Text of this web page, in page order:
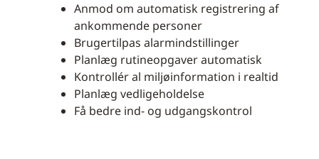
Anmod om automatisk registrering af
ankommende personer
Brugertilpas alarmindstillinger
Planlæg rutineopgaver automatisk
Kontrollér al miljøinformation i realtid
Planlæg vedligeholdelse
Få bedre ind- og udgangskontrol